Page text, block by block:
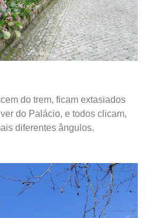
do trem, ficam extasiados
do Palácio, e todos clicam,
diferentes ângulos.